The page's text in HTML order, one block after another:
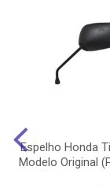
Espelho Honda
Modelo Original